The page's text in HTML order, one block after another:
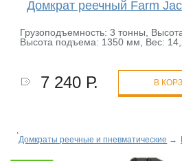
Домкрат реечный Farm
Грузоподъемность: 3 тонны,
Высота подъема: 1350 мм, Вес:
7 240 Р. В
Домкраты реечные и пневматические →